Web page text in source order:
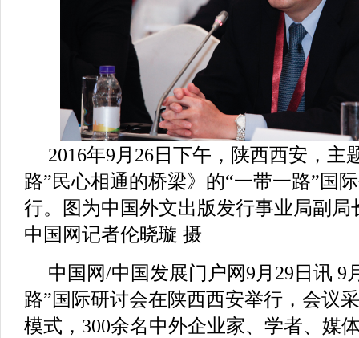
2016年9月26日下午，陕西西安，主
路”民心相通的桥梁》的“一带一路”国
行。图为中国外文出版发行事业局副局
中国网记者伦晓璇 摄
中国网/中国发展门户网9月29日讯 9
路”国际研讨会在陕西西安举行，会议
模式，300余名中外企业家、学者、媒